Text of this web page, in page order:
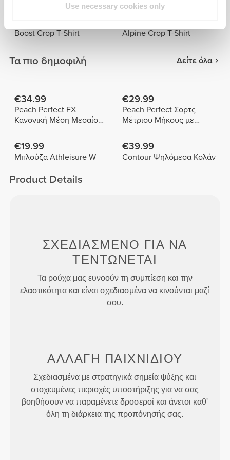
Use necessary cookies only
Boost Crop T-Shirt Alpine Crop T-Shirt
Τα πιο δημοφιλή Δείτε όλα
€34.99
Peach Perfect FX
Κανονική Μέση Μεσαίου
€29.99
Peach Perfect Σορτς
Μέτριου Μήκους με
€19.99
Μπλούζα Athleisure W
€39.99
Contour Ψηλόμεσα Κολάν
Product Details
ΣΧΕΔΙΑΣΜΈΝΟ ΓΙΑ ΝΑ
ΤΕΝΤΏΝΕΤΑΙ
Τα ρούχα μας ευνοούν τη συμπίεση και την
ελαστικότητα και είναι σχεδιασμένα να κινούνται μαζί
σου.
ΑΛΛΑΓΉ ΠΑΙΧΝΙΔΙΟΎ
Σχεδιασμένα με στρατηγικά σημεία ψύξης και
στοχευμένες περιοχές υποστήριξης για να σας
βοηθήσουν να παραμένετε δροσεροί και άνετοι καθ'
όλη τη διάρκεια της προπόνησής σας.